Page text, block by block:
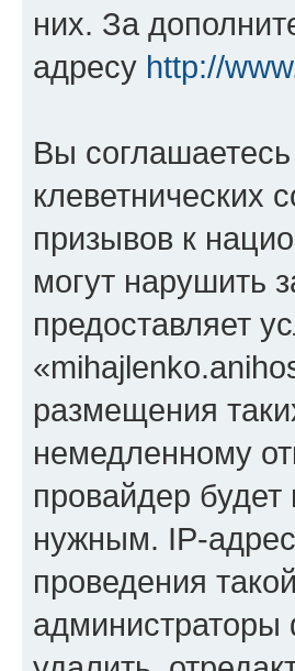
них. За
адресу http://
Вы
клеветнических
призывов к
могут нарушить
предоставляет
размещения
немедленному
провайдер будет
нужным. IP-
проведения